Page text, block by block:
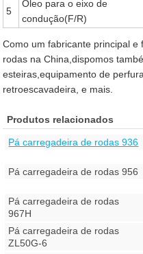
5
Óleo para o eixo de
condução(F/R)
Como um fabricante principal
rodas na China,dispomos
esteiras,equipamento de
retroescavadeira, e mais.
Produtos relacionados
Pá carregadeira de rodas 936
Pá carregadeira de rodas 956
Pá carregadeira de rodas
967H
Pá carregadeira de rodas
ZL50G-6